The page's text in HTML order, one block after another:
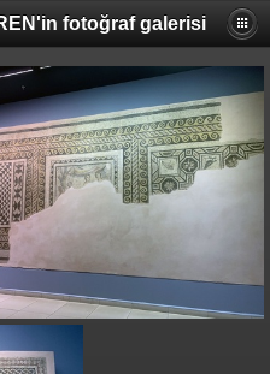
fotoğraf galerisi